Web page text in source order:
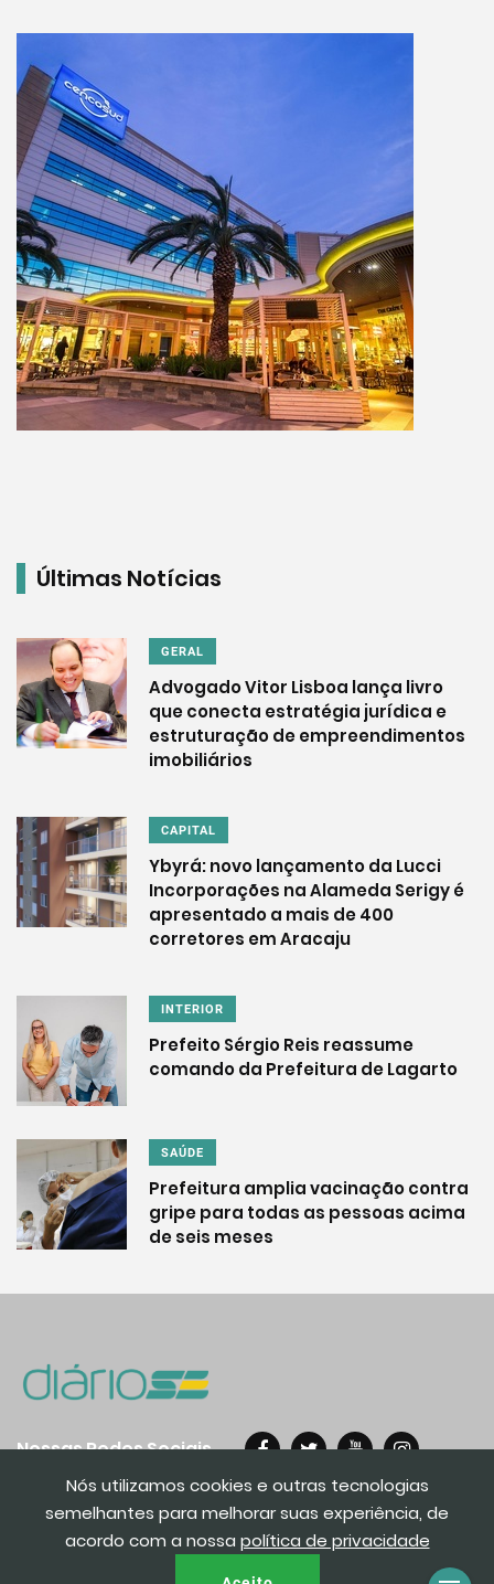
Últimas Notícias
GERAL
Advogado Vitor Lisboa lança livro
que conecta estratégia jurídica e
estruturação de empreendimentos
imobiliários
CAPITAL
Ybyrá: novo lançamento da Lucci
Incorporações na Alameda Serigy é
apresentado a mais de 400
corretores em Aracaju
INTERIOR
Prefeito Sérgio Reis reassume
comando da Prefeitura de Lagarto
SAÚDE
Prefeitura amplia vacinação contra
gripe para todas as pessoas acima
de seis meses
Nós utilizamos cookies e outras tecnologias
semelhantes para melhorar suas experiência, de
acordo com a nossa política de privacidade
Nossas Redes Sociais